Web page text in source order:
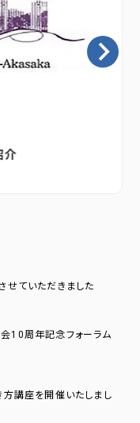
介
せていただきました
10周年記念フォーラム
方講座を開催いたしまし